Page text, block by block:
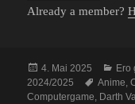
Already a member?
Veröffentlicht
am
4. Mai 2025 Ero
2024/2025
Anime,
Computergame, Darth